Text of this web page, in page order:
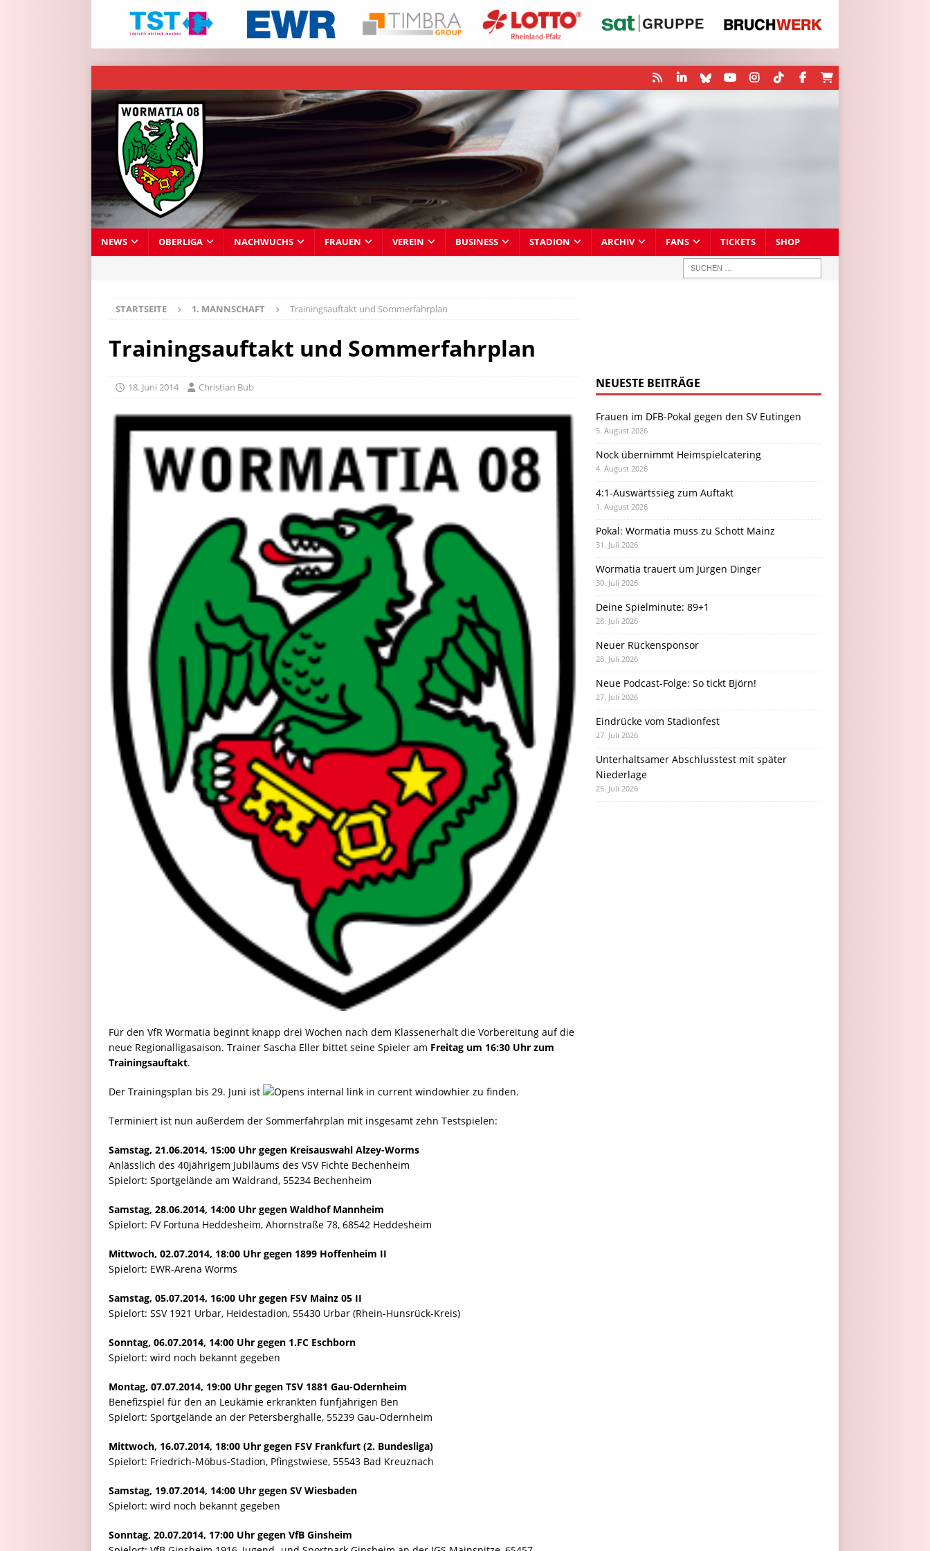
NEWS OBERLIGA NACHWUCHS FRAUEN VEREIN BUSINESS STADION ARCHIV FANS TICKETS SHOP
STARTSEITE 1. MANNSCHAFT Trainingsauftakt und Sommerfahrplan
Trainingsauftakt und Sommerfahrplan
18. Juni 2014 Christian Bub
Für den VfR Wormatia beginnt knapp drei Wochen nach dem Klassenerhalt die Vorbereitung auf die
neue Regionalligasaison. Trainer Sascha Eller bittet seine Spieler am Freitag um 16:30 Uhr zum
Trainingsauftakt.
Der Trainingsplan bis 29. Juni ist hier zu finden.
Terminiert ist nun außerdem der Sommerfahrplan mit insgesamt zehn Testspielen:
Samstag, 21.06.2014, 15:00 Uhr gegen Kreisauswahl Alzey-Worms
Anlässlich des 40jährigem Jubiläums des VSV Fichte Bechenheim
Spielort: Sportgelände am Waldrand, 55234 Bechenheim
Samstag, 28.06.2014, 14:00 Uhr gegen Waldhof Mannheim
Spielort: FV Fortuna Heddesheim, Ahornstraße 78, 68542 Heddesheim
Mittwoch, 02.07.2014, 18:00 Uhr gegen 1899 Hoffenheim II
Spielort: EWR-Arena Worms
Samstag, 05.07.2014, 16:00 Uhr gegen FSV Mainz 05 II
Spielort: SSV 1921 Urbar, Heidestadion, 55430 Urbar (Rhein-Hunsrück-Kreis)
Sonntag, 06.07.2014, 14:00 Uhr gegen 1.FC Eschborn
Spielort: wird noch bekannt gegeben
Montag, 07.07.2014, 19:00 Uhr gegen TSV 1881 Gau-Odernheim
Benefizspiel für den an Leukämie erkrankten fünfjährigen Ben
Spielort: Sportgelände an der Petersberghalle, 55239 Gau-Odernheim
Mittwoch, 16.07.2014, 18:00 Uhr gegen FSV Frankfurt (2. Bundesliga)
Spielort: Friedrich-Möbus-Stadion, Pfingstwiese, 55543 Bad Kreuznach
Samstag, 19.07.2014, 14:00 Uhr gegen SV Wiesbaden
Spielort: wird noch bekannt gegeben
Sonntag, 20.07.2014, 17:00 Uhr gegen VfB Ginsheim
NEUESTE BEITRÄGE
Frauen im DFB-Pokal gegen den SV Eutingen
5. August 2026
Nock übernimmt Heimspielcatering
4. August 2026
4:1-Auswärtssieg zum Auftakt
1. August 2026
Pokal: Wormatia muss zu Schott Mainz
31. Juli 2026
Wormatia trauert um Jürgen Dinger
30. Juli 2026
Deine Spielminute: 89+1
28. Juli 2026
Neuer Rückensponsor
28. Juli 2026
Neue Podcast-Folge: So tickt Björn!
27. Juli 2026
Eindrücke vom Stadionfest
27. Juli 2026
Unterhaltsamer Abschlusstest mit später
Niederlage
25. Juli 2026